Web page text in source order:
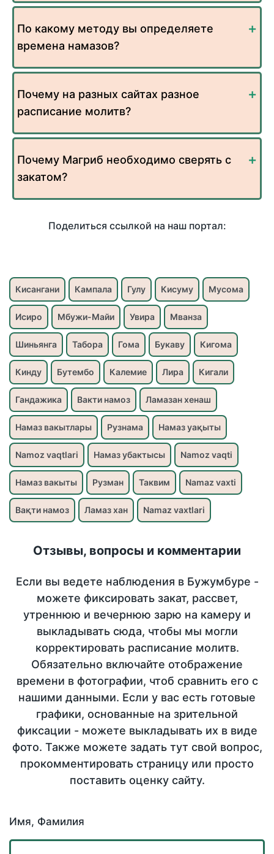
По какому методу вы определяете
времена намазов?
Почему на разных сайтах разное
расписание молитв?
Почему Магриб необходимо сверять с
закатом?
Поделиться ссылкой на наш портал:
Кисангани Кампала Гулу Кисуму Мусома
Исиро Мбужи-Майи Увира Мванза
Шиньянга Табора Гома Букаву Кигома
Кинду Бутембо Калемие Лира Кигали
Гандажика Вакти намоз Ламазан хенаш
Намаз вакытлары Рузнама Намаз уақыты
Namoz vaqtlari Намаз убактысы Namoz vaqti
Намаз вакыты Рузман Таквим Namaz vaxti
Вақти намоз Ламаз хан Namaz vaxtlari
Отзывы, вопросы и комментарии
Если вы ведете наблюдения в Бужумбуре -
можете фиксировать закат, рассвет,
утреннюю и вечернюю зарю на камеру и
выкладывать сюда, чтобы мы могли
корректировать расписание молитв.
Обязательно включайте отображение
времени в фотографии, чтоб сравнить его с
нашими данными. Если у вас есть готовые
графики, основанные на зрительной
фиксации - можете выкладывать их в виде
фото. Также можете задать тут свой вопрос,
прокомментировать страницу или просто
поставить оценку сайту.
Имя, Фамилия